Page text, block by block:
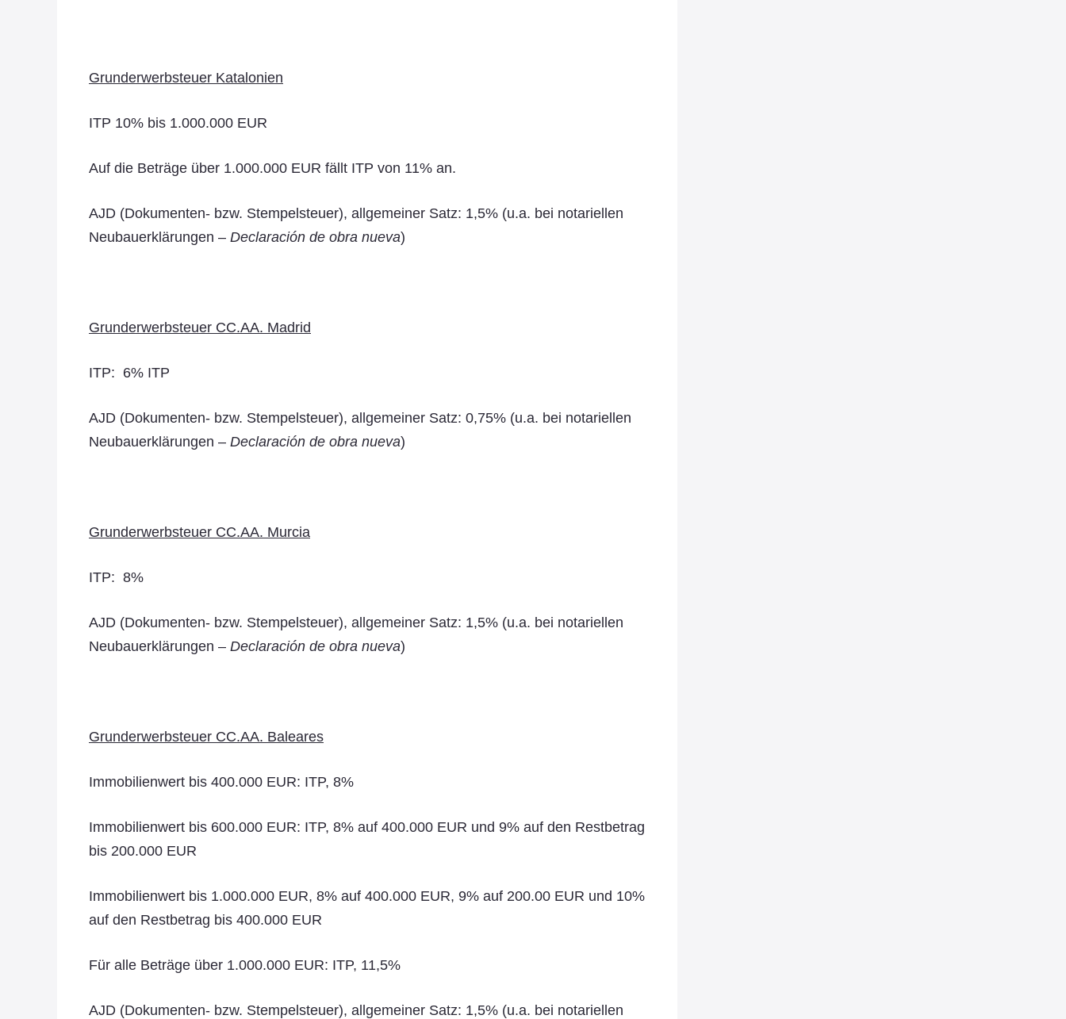
Grunderwerbsteuer Katalonien
ITP 10% bis 1.000.000 EUR
Auf die Beträge über 1.000.000 EUR fällt ITP von 11% an.
AJD (Dokumenten- bzw. Stempelsteuer), allgemeiner Satz: 1,5% (u.a. bei notariellen
Neubauerklärungen – Declaración de obra nueva)
Grunderwerbsteuer CC.AA. Madrid
ITP: 6% ITP
AJD (Dokumenten- bzw. Stempelsteuer), allgemeiner Satz: 0,75% (u.a. bei notariellen
Neubauerklärungen – Declaración de obra nueva)
Grunderwerbsteuer CC.AA. Murcia
ITP: 8%
AJD (Dokumenten- bzw. Stempelsteuer), allgemeiner Satz: 1,5% (u.a. bei notariellen
Neubauerklärungen – Declaración de obra nueva)
Grunderwerbsteuer CC.AA. Baleares
Immobilienwert bis 400.000 EUR: ITP, 8%
Immobilienwert bis 600.000 EUR: ITP, 8% auf 400.000 EUR und 9% auf den Restbetrag
bis 200.000 EUR
Immobilienwert bis 1.000.000 EUR, 8% auf 400.000 EUR, 9% auf 200.00 EUR und 10%
auf den Restbetrag bis 400.000 EUR
Für alle Beträge über 1.000.000 EUR: ITP, 11,5%
AJD (Dokumenten- bzw. Stempelsteuer), allgemeiner Satz: 1,5% (u.a. bei notariellen